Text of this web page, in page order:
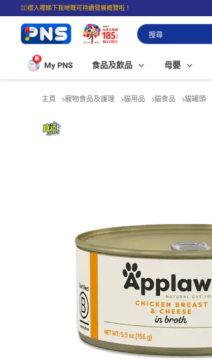
☝🏼㩒入嚟睇下我哋嘅可持續發展概覽啦！
⭐購物滿$399即享免費送貨；滿$100即可免費店取。
新
My PNS 食品及飲品 母嬰
主頁 寵物食品及護理 貓用品 貓食品 貓罐頭